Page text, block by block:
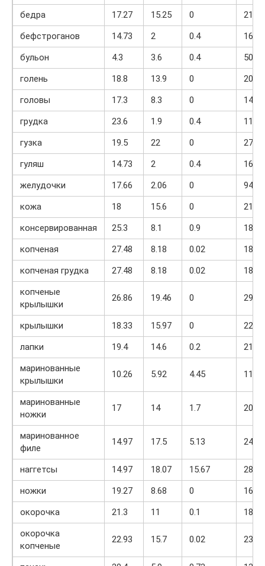
бедра 17.27 15.25 0
211
бефстроганов
14.73 2 0.4
163
бульон
4.3 3.6 0.4
50.7
голень
18.8 13.9 0
200.3
головы
17.3 8.3 0
148
грудка
23.6 1.9 0.4
113
гузка
19.5 22 0
276
гуляш
14.73 2 0.4
163
желудочки
17.66 2.06 0
94
кожа
18 15.6 0
212.4
консервированная
25.3 8.1 0.9
185
копченая
27.48 8.18 0.02
184
копченая грудка
27.48 8.18 0.02
184
копченые
крылышки
26.86 19.46 0 290
крылышки 18.33 15.97 0
222
лапки
19.4 14.6 0.2
215
маринованные
крылышки
10.26 5.92 4.45
маринованные
ножки
17 14 1.7 200
маринованное
филе
14.97 17.5 5.13
наггетсы 14.97 18.07 15.67
285
ножки
19.27 8.68 0
161
окорочка
21.3 11 0.1
184.6
окорочка
копченые
22.93 15.7 0.02 233